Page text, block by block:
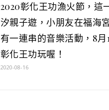
2020彰化王功漁火節，這
汐親子遊，小朋友在福海
有一連串的音樂活動，8月
彰化王功玩喔！
2020-08-16